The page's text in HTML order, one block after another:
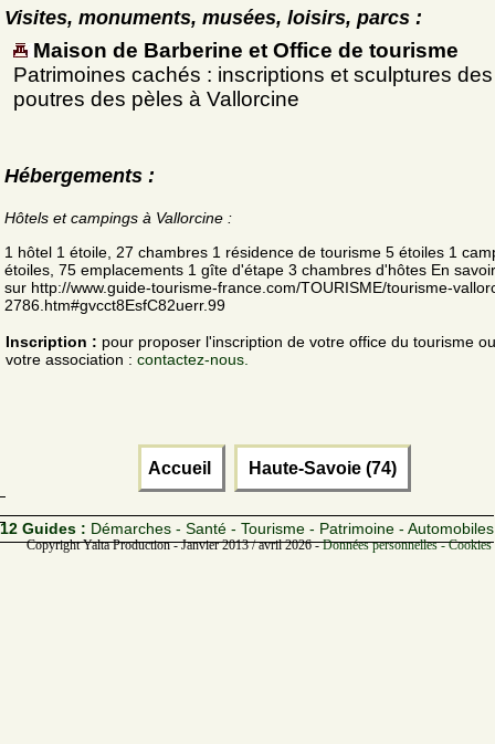
Visites, monuments, musées, loisirs, parcs :
Maison de Barberine et Office de tourisme
Patrimoines cachés : inscriptions et sculptures des
poutres des pèles à Vallorcine
Hébergements :
Hôtels et campings à Vallorcine :
1 hôtel 1 étoile, 27 chambres 1 résidence de tourisme 5 étoiles 1
étoiles, 75 emplacements 1 gîte d'étape 3 chambres d'hôtes En
sur http://www.guide-tourisme-france.com/TOURISME/tourisme-
2786.htm#gvcct8EsfC82uerr.99
Inscription : pour proposer l'inscription de votre office du tourisme
votre association : contactez-nous.
Accueil Haute-Savoie (74)
12 Guides : Démarches - Santé - Tourisme - Patrimoine - Automobiles
Copyright Yalta Production - Janvier 2013 / avril 2026 -Données personnelles -